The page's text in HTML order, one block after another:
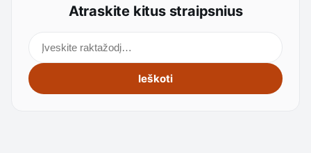
Atraskite kitus straipsnius
Ieškoti